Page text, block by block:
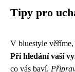
Tipy pro
V bluestyle věříme,
Při hledání vaší
co vás baví.